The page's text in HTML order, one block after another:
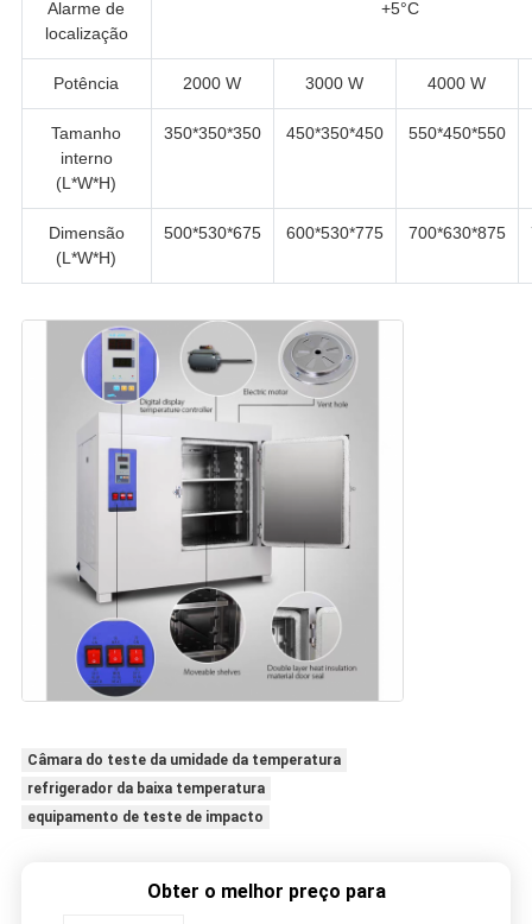
Alarme de
localização
+5°C
Potência 2000 W 3000 W 4000 W
Tamanho
interno
(L*W*H)
350*350*350 450*350*450 550*450*550
Dimensão
(L*W*H)
500*530*675 600*530*775 700*630*875
Câmara do teste da umidade da temperatura
refrigerador da baixa temperatura
equipamento de teste de impacto
Obter o melhor preço para